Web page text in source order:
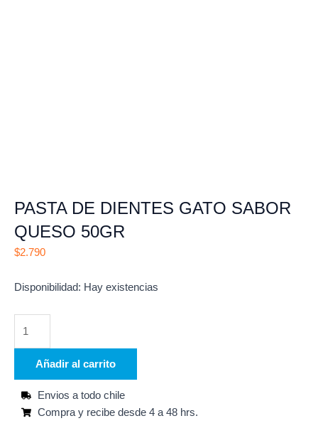
PASTA DE DIENTES GATO SABOR
QUESO 50GR
$2.790
Disponibilidad: Hay existencias
PASTA
GATO
50GR
cantidad
Añadir al carrito
Envios a todo chile
Compra y recibe desde 4 a 48 hrs.